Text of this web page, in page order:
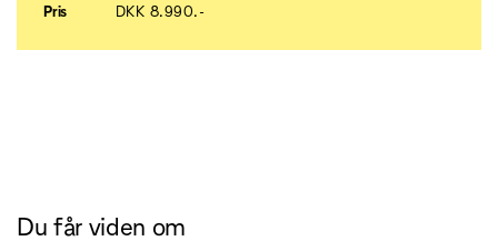
Pris
DKK 8.990.-
Du får viden om